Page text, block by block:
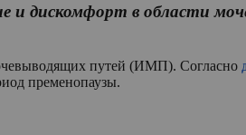
и дискомфорт в области
путей (ИМП). Согласно
пременопаузы.